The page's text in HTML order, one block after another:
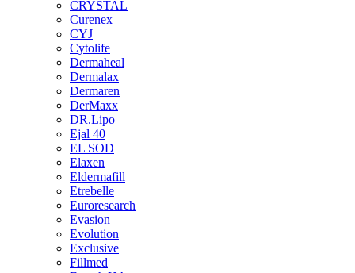
CRYSTAL
Curenex
CYJ
Cytolife
Dermaheal
Dermalax
Dermaren
DerMaxx
DR.Lipo
Ejal 40
EL SOD
Elaxen
Eldermafill
Etrebelle
Euroresearch
Evasion
Evolution
Exclusive
Fillmed